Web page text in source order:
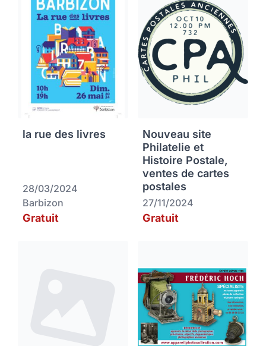
la rue des livres
28/03/2024
Barbizon
Gratuit
Nouveau site
Philatelie et
Histoire Postale,
ventes de cartes
postales
27/11/2024
Gratuit